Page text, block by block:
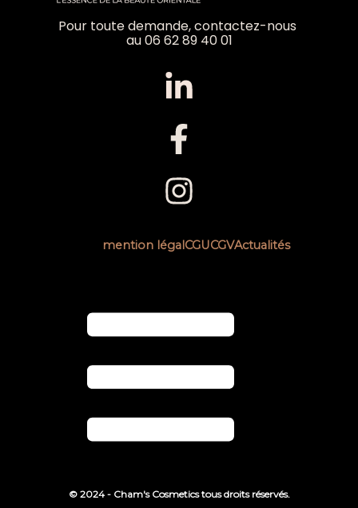
Pour toute demande, contactez-nous
au 06 62 89 40 01
mention légalCGUCGVActualités
© 2024 - Cham's Cosmetics tous droits réservés.